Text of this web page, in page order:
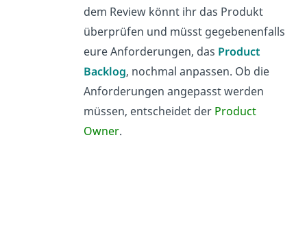
dem Review könnt ihr das Produkt
überprüfen und müsst gegebenenfalls
eure Anforderungen, das Product
Backlog, nochmal anpassen. Ob die
Anforderungen angepasst werden
müssen, entscheidet derProduct
Owner.